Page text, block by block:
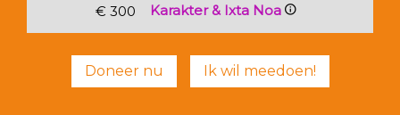
€ 300
Karakter & Ixta Noa
Doneer nu Ik wil meedoen!